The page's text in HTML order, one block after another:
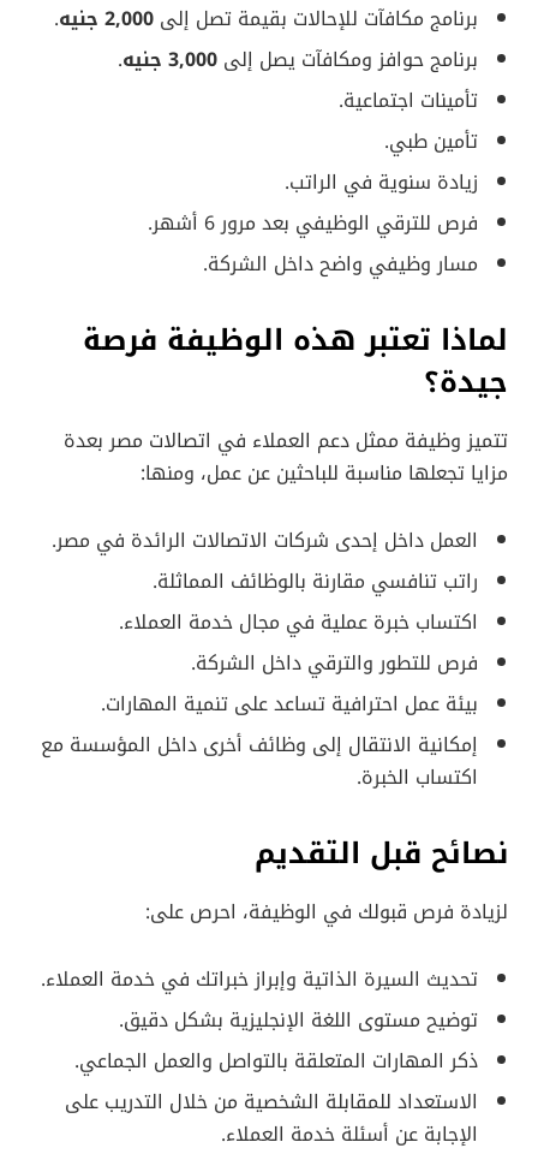
برنامج مكافآت للإحالات بقيمة تصل إلى 2,000 جنيه
.
برنامج حوافز ومكافآت يصل إلى 3,000 جنيه
.
تأمينات اجتماعية.
تأمين طبي.
زيادة سنوية في الراتب.
فرص للترقي الوظيفي بعد مرور 6 أشهر.
مسار وظيفي واضح داخل الشركة.
لماذا تعتبر هذه الوظيفة فرصة
جيدة؟
تتميز وظيفة ممثل دعم العملاء في اتصالات مصر بعدة
مزايا تجعلها مناسبة للباحثين عن عمل، ومنها:
العمل داخل إحدى شركات الاتصالات الرائدة في مصر.
راتب تنافسي مقارنة بالوظائف المماثلة.
اكتساب خبرة عملية في مجال خدمة العملاء.
فرص للتطور والترقي داخل الشركة.
بيئة عمل احترافية تساعد على تنمية المهارات.
إمكانية الانتقال إلى وظائف أخرى داخل المؤسسة مع
اكتساب الخبرة.
نصائح قبل التقديم
لزيادة فرص قبولك في الوظيفة، احرص على:
تحديث السيرة الذاتية وإبراز خبراتك في خدمة العملاء.
توضيح مستوى اللغة الإنجليزية بشكل دقيق.
ذكر المهارات المتعلقة بالتواصل والعمل الجماعي.
الاستعداد للمقابلة الشخصية من خلال التدريب على
الإجابة عن أسئلة خدمة العملاء.